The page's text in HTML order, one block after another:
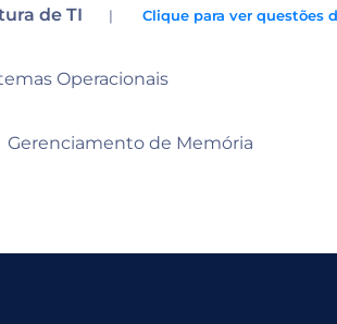
de TI | Clique para ver questões
Operacionais
Gerenciamento de Memória